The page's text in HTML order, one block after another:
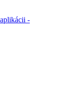
-